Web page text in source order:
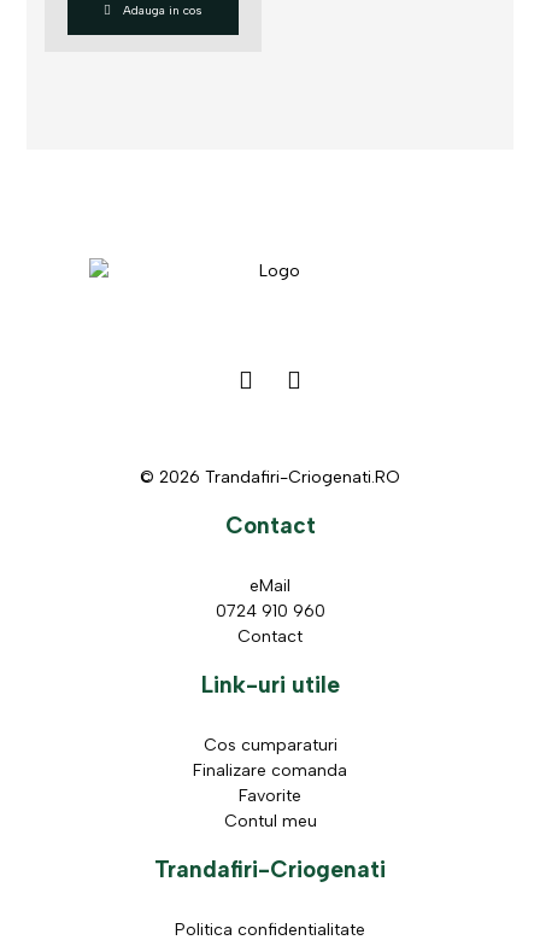
Adauga in cos
© 2026 Trandafiri-Criogenati.RO
Contact
eMail
0724 910 960
Contact
Link-uri utile
Cos cumparaturi
Finalizare comanda
Favorite
Contul meu
Trandafiri-Criogenati
Politica confidentialitate